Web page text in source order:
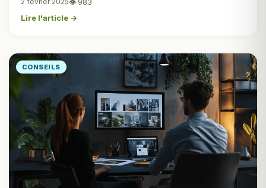
👁 983
Lire l'article →
CONSEILS